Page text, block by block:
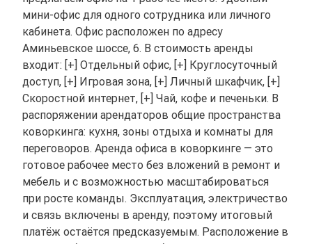
мини-офис для одного сотрудника или личного
кабинета. Офис расположен по адресу
Аминьевское шоссе, 6. В стоимость аренды
входит: [+] Отдельный офис, [+] Круглосуточный
доступ, [+] Игровая зона, [+] Личный шкафчик, [+]
Скоростной интернет, [+] Чай, кофе и печеньки. В
распоряжении арендаторов общие пространства
коворкинга: кухня, зоны отдыха и комнаты для
переговоров. Аренда офиса в коворкинге — это
готовое рабочее место без вложений в ремонт и
мебель и с возможностью масштабироваться
при росте команды. Эксплуатация, электричество
и связь включены в аренду, поэтому итоговый
платёж остаётся предсказуемым. Расположение в